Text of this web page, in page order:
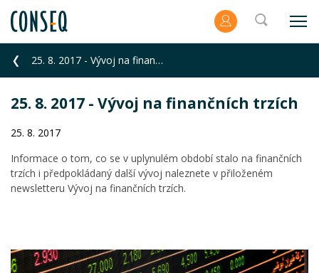
25. 8. 2017 - Vývoj na finančních trzích
25. 8. 2017 - Vývoj na finančních trzích
25. 8. 2017
Informace o tom, co se v uplynulém období stalo na finančních
trzích i předpokládaný další vývoj naleznete v přiloženém
newsletteru Vývoj na finančních trzích.